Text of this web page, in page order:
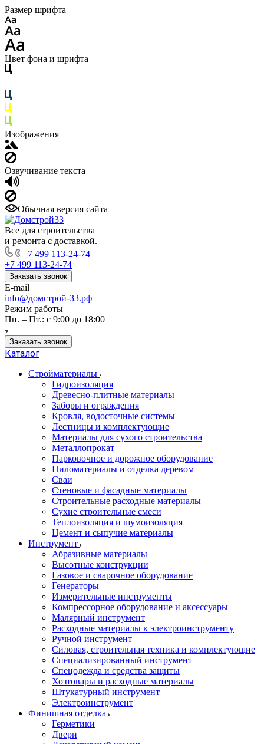
Размер шрифта
Цвет фона и шрифта
Изображения
Озвучивание текста
Обычная версия сайта
Все для строительства
и ремонта с доставкой.
+7 499 113-24-74
+7 499 113-24-74
Заказать звонок
E-mail
info@домстрой-33.рф
Режим работы
Пн. – Пт.: с 9:00 до 18:00
Заказать звонок
Каталог
Стройматериалы
Гидроизоляция
Древесно-плитные материалы
Заборы и ограждения
Кровля, водосточные системы
Лестницы и комплектующие
Материалы для сухого строительства
Металлопрокат
Парковочное и дорожное оборудование
Пиломатериалы и отделка деревом
Сваи
Стеновые и фасадные материалы
Строительные расходные материалы
Сухие строительные смеси
Теплоизоляция и шумоизоляция
Цемент и сыпучие материалы
Инструмент
Абразивные материалы
Высотные конструкции
Газовое и сварочное оборудование
Генераторы
Измерительные инструменты
Компрессорное оборудование и аксессуары
Малярный инструмент
Расходные материалы к электроинструменту
Ручной инструмент
Силовая, строительная техника и комплектующие
Специализированный инструмент
Спецодежда и средства защиты
Хозтовары и расходные материалы
Штукатурный инструмент
Электроинструмент
Финишная отделка
Герметики
Двери